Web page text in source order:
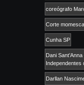
coreógrafo
Corte
Cunha SP
Dani
Independentes
Darllan